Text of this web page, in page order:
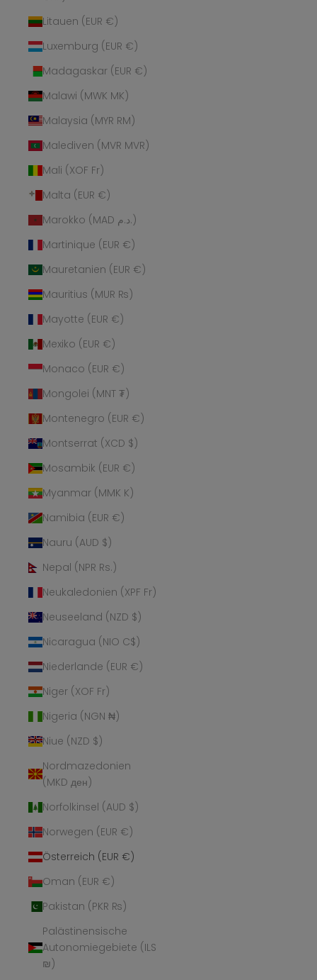
Litauen (EUR €)
Luxemburg (EUR €)
Madagaskar (EUR €)
Malawi (MWK MK)
Malaysia (MYR RM)
Malediven (MVR MVR)
Mali (XOF Fr)
Malta (EUR €)
Marokko (MAD د.م.)
Martinique (EUR €)
Mauretanien (EUR €)
Mauritius (MUR ₨)
Mayotte (EUR €)
Mexiko (EUR €)
Monaco (EUR €)
Mongolei (MNT ₮)
Montenegro (EUR €)
Montserrat (XCD $)
Mosambik (EUR €)
Myanmar (MMK K)
Namibia (EUR €)
Nauru (AUD $)
Nepal (NPR Rs.)
Neukaledonien (XPF Fr)
Neuseeland (NZD $)
Nicaragua (NIO C$)
Niederlande (EUR €)
Niger (XOF Fr)
Nigeria (NGN ₦)
Niue (NZD $)
Nordmazedonien
(MKD ден)
Norfolkinsel (AUD $)
Norwegen (EUR €)
Österreich (EUR €)
Oman (EUR €)
Pakistan (PKR ₨)
Palästinensische
Autonomiegebiete (ILS
₪)